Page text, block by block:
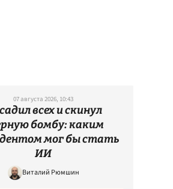
07 августа 2026, 10:43
всех и скинул
бомбу: каким
мог бы стать
ИИ
Виталий Рюмшин